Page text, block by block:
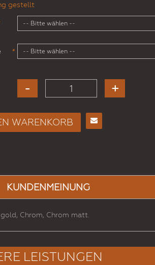
gestellt
*
WARENKORB
Freund
KUNDENMEINUNG
Chrom, Chrom matt.
LEISTUNGEN